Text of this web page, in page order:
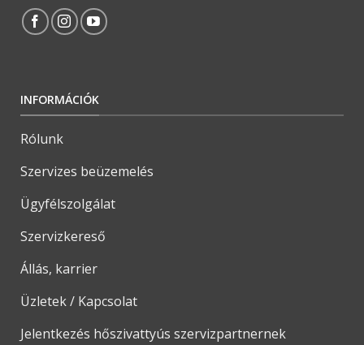
INFORMÁCIÓK
Rólunk
Szervizes beüzemelés
Ügyfélszolgálat
Szervizkereső
Állás, karrier
Üzletek / Kapcsolat
Jelentkezés hőszivattyús szervizpartnernek